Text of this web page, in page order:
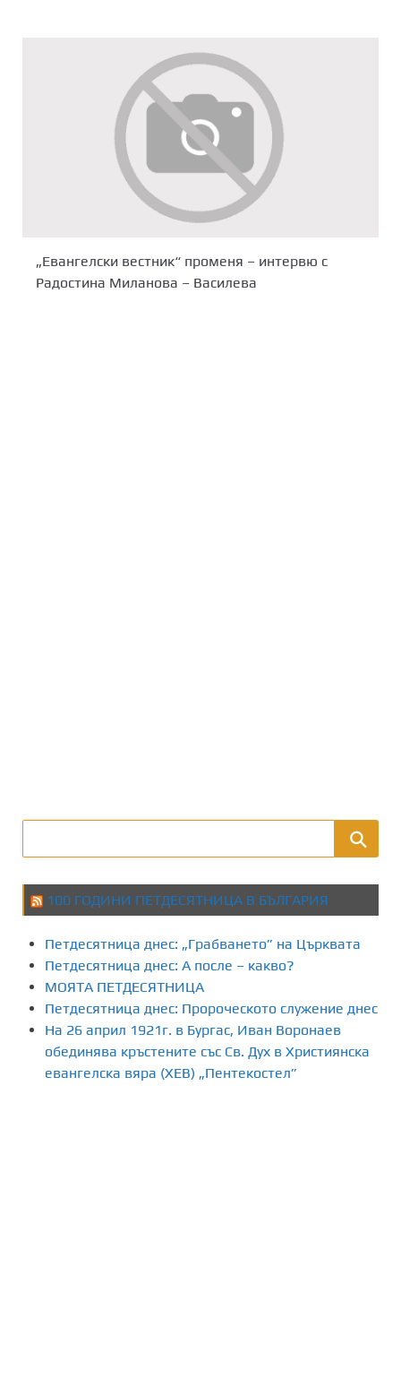
„Евангелски вестник“ променя – интервю с
Радостина Миланова – Василева
100 ГОДИНИ ПЕТДЕСЯТНИЦА В БЪЛГАРИЯ
Петдесятница днес: „Грабването” на Църквата
Петдесятница днес: А после – какво?
МОЯТА ПЕТДЕСЯТНИЦА
Петдесятница днес: Пророческото служение днес
На 26 април 1921г. в Бургас, Иван Воронаев
обединява кръстените със Св. Дух в Християнска
евангелска вяра (ХЕВ) „Пентекостел”